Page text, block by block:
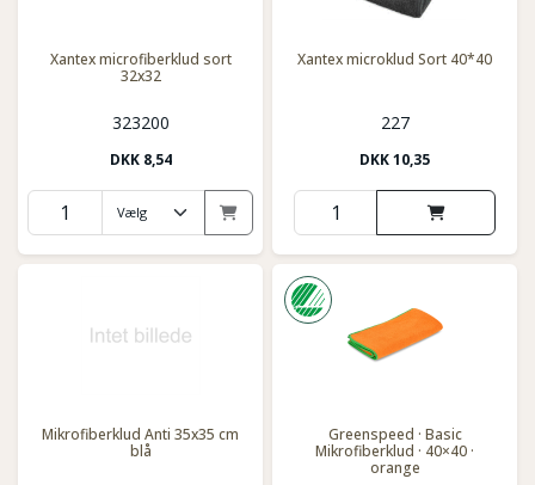
Xantex microfiberklud sort
32x32
323200
DKK 8,54
Xantex microklud Sort 40*40
227
DKK10,35
Mikrofiberklud Anti 35x35 cm
blå
Greenspeed · Basic
Mikrofiberklud · 40×40 ·
orange